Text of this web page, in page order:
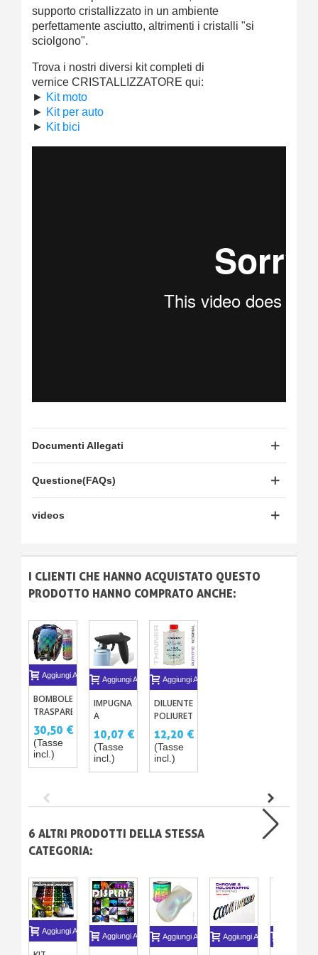
supporto cristallizzato in un ambiente
perfettamente asciutto, altrimenti i cristalli "si
sciolgono".
Trova i nostri diversi kit completi di
vernice CRISTALLIZZATORE qui:
► Kit moto
► Kit per auto
► Kit bici
Documenti Allegati
Questione(FAQs)
videos
I CLIENTI CHE HANNO ACQUISTATO QUESTO
PRODOTTO HANNO COMPRATO ANCHE:
Aggiungi Al Carrello
BOMBOLETTA
TRASPARENTE
UHS
290ML
30,50 €
(Tasse
incl.)
Aggiungi Al Carrello
IMPUGNATURA
A
PISTOLA
PER
SPRAY
10,07 €
(Tasse
incl.)
Aggiungi Al Carrello
DILUENTE
POLIURETANO
PER
VERNICE
BICOMPONENTE
12,20 €
(Tasse
incl.)
6 ALTRI PRODOTTI DELLA STESSA
CATEGORIA:
Aggiungi Al Carrello
Aggiungi Al CarrelloAggiungi Al CarrelloAggiungi Al Carrello